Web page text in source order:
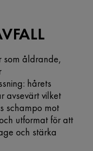
som åldrande,
hårets
avsevärt vilket
schampo mot
utformat för att
och stärka